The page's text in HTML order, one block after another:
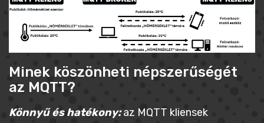
Minek köszönheti népszerűségét
az MQTT?
Könnyű és hatékony: az MQTT kliensek